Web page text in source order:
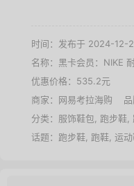
时间：发布于 2024-12-
名称： 黑卡会员：NIKE
优惠价格： 535.2元
商家： 网易考拉海购 品
分类： 服饰鞋包 跑步鞋
话题： 跑步鞋 跑鞋 运